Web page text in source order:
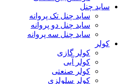
ساید چنل
ساید چنل تک پروانه
ساید چنل دو پروانه
ساید چنل سه پروانه
کولر
کولر گازی
کولر آبی
کولر صنعتی
کولر سلولزی